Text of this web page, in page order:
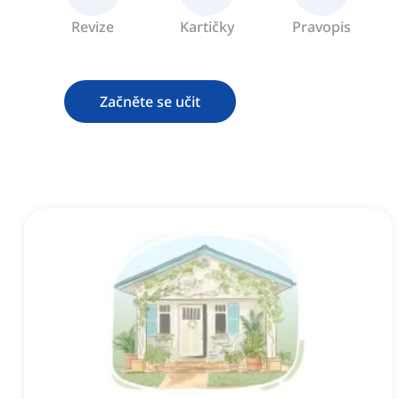
Revize Kartičky Pravopis
Začněte se učit